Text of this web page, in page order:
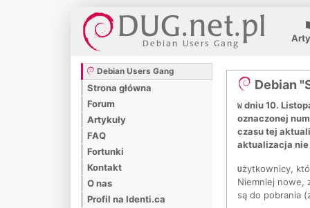
Debian Users Gang
Strona główna
Forum
Artykuły
FAQ
Fortunki
Kontakt
O nas
Profil na Identi.ca
Debian
W dniu 10.
oznaczonej
czasu tej
aktualizacja nie
Użytkownicy,
Niemniej nowe,
są do pobrania